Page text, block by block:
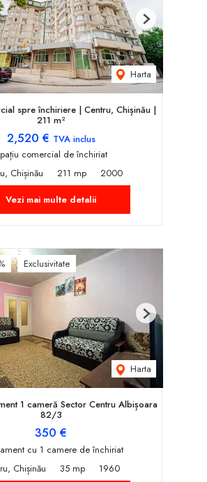
Harta
Next
spre închiriere | Centru, Chișinău |
211 m²
2,520 € TVA inclus
comercial de închiriat
Chișinău
211 mp
2000
Vezi mai multe detalii
Exclusivitate
Harta
Next
1 cameră Sector Centru Albișoara
82/3
350 €
cu 1 camere de închiriat
Chișinău
35 mp
1960